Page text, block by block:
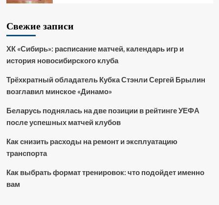
Свежие записи
ХК «Сибирь»: расписание матчей, календарь игр и
история новосибирского клуба
Трёхкратный обладатель Кубка Стэнли Сергей Брылин
возглавил минское «Динамо»
Беларусь поднялась на две позиции в рейтинге УЕФА
после успешных матчей клубов
Как снизить расходы на ремонт и эксплуатацию
транспорта
Как выбрать формат тренировок: что подойдет именно
вам